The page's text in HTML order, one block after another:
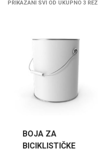
PRIKAZANI SVI OD UKUPNO 3
BOJA ZA
BICIKLISTIČKE